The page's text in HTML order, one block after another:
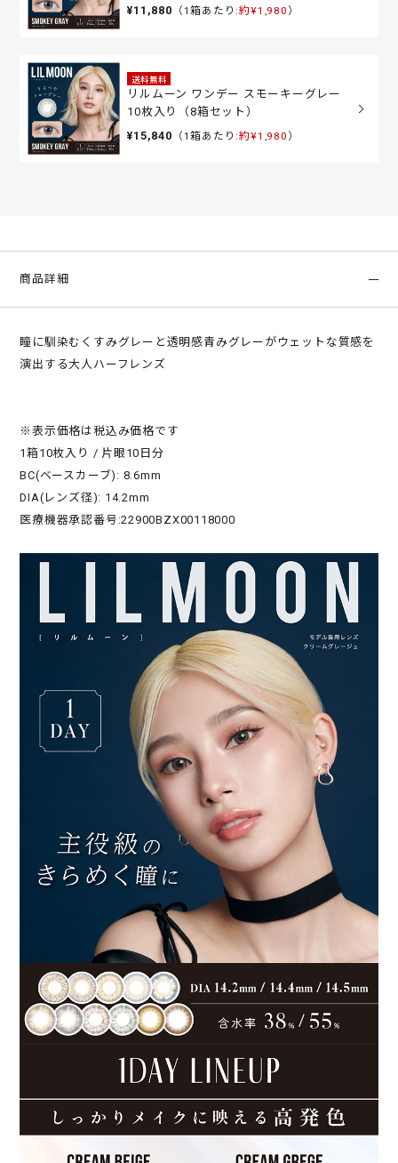
¥11,880 （1箱あたり:約¥1,980 ）
送料無料
リルムーン ワンデー スモーキーグレー
10枚入り（8箱セット）
¥15,840 （1箱あたり:約¥1,980 ）
商品詳細
瞳に馴染むくすみグレーと透明感青みグレーがウェットな質感を
演出する大人ハーフレンズ
※表示価格は税込み価格です
1箱10枚入り / 片眼10日分
BC(ベースカーブ): 8.6mm
DIA(レンズ径): 14.2mm
医療機器承認番号:22900BZX00118000